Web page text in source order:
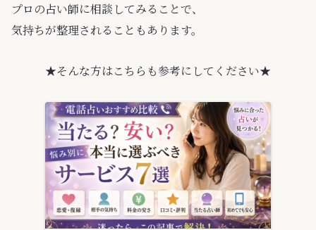
プロの占い師に相談してみることで、
気持ちが整理されることもあります。
★そんな方はこちらも参考にしてください★